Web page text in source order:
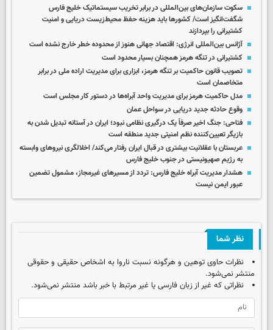
سکوت سازمان‌های بین‌المللی در برابر تخریب‌ سیستماتیک خلیج فارس
شگفت‌انگیز است/ کشورها باید هزینه‌ حفظ محیط‌زیست دریایی و امنیت
کشتیرانی را بپردازند
آژانس بین‌المللی انرژی: اقتصاد جهانی هنوز از محدوده خطر خارج نشده است
کشتیرانی در تنگه هرمز همچنان بسیار محدود است
تصویب قانون حاکمیت بر تنگه هرمز، ابزاری برای مدیریت اراده ملی در برابر
متخاصمان است
مدل حاکمیت هرمز برای مدیریت واحد آبراه‌ها در دستور کار مجلس است
وقوع حادثه جدید دریایی در سواحل عمان
فتاحی: جنگ اخیر صرفاً یک درگیری نظامی نبود؛ ایران در آستانه تبدیل شدن به
بازیگر تعیین‌کننده نظم امنیتی جدید منطقه است
عربستان با عقلانیت بیشتری در قبال ایران رفتار می‌کند/ اخلالگری نیروهای وابسته
به رژیم صهیونیستی در جنوب خلیج فارس
هشدار مدیریت آبراه خلیج فارس: تردد از مسیرهای غیرمجاز، مشمول تضمین
عبور ایمن نیست
نظر شما
نظرات حاوی توهین و هرگونه نسبت ناروا به اشخاص حقیقی و حقوقی
منتشر نمی‌شود.
نظراتی که غیر از زبان فارسی یا غیر مرتبط با خبر باشد منتشر نمی‌شود.